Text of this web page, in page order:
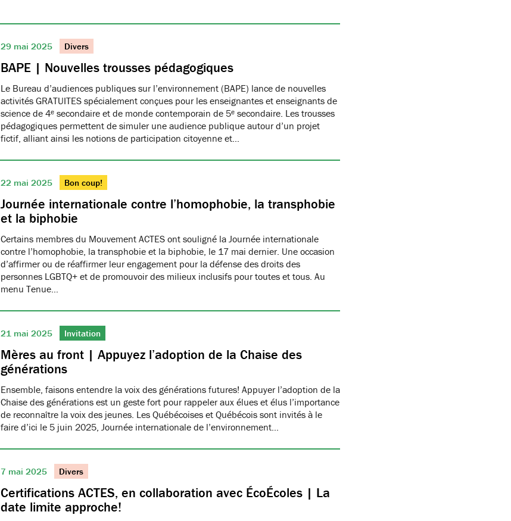
29 mai 2025 Divers
BAPE | Nouvelles trousses pédagogiques
Le Bureau d’audiences publiques sur l’environnement (BAPE) lance de nouvelles
activités GRATUITES spécialement conçues pour les enseignantes et enseignants de
science de 4ᵉ secondaire et de monde contemporain de 5ᵉ secondaire. Les trousses
pédagogiques permettent de simuler une audience publique autour d’un projet
fictif, alliant ainsi les notions de participation citoyenne et…
22 mai 2025 Bon coup!
Journée internationale contre l’homophobie, la transphobie
et la biphobie
Certains membres du Mouvement ACTES ont souligné la Journée internationale
contre l’homophobie, la transphobie et la biphobie, le 17 mai dernier. Une occasion
d’affirmer ou de réaffirmer leur engagement pour la défense des droits des
personnes LGBTQ+ et de promouvoir des milieux inclusifs pour toutes et tous. Au
menu Tenue…
21 mai 2025 Invitation
Mères au front | Appuyez l’adoption de la Chaise des
générations
Ensemble, faisons entendre la voix des générations futures! Appuyer l’adoption de la
Chaise des générations est un geste fort pour rappeler aux élues et élus l’importance
de reconnaître la voix des jeunes. Les Québécoises et Québécois sont invités à le
faire d’ici le 5 juin 2025, Journée internationale de l’environnement…
7 mai 2025 Divers
Certifications ACTES, en collaboration avec ÉcoÉcoles | La
date limite approche!